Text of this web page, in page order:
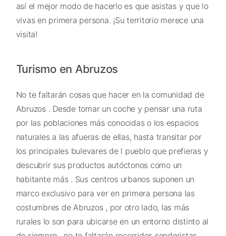
así el mejor modo de hacerlo es que asistas y que lo
vivas en primera persona. ¡Su territorio merece una
visita!
Turismo en Abruzos
No te faltarán cosas que hacer en la comunidad de
Abruzos . Desde tomar un coche y pensar una ruta
por las poblaciones más conocidas o los espacios
naturales a las afueras de ellas, hasta transitar por
los principales bulevares de l pueblo que prefieras y
descubrir sus productos autóctonos como un
habitante más . Sus centros urbanos suponen un
marco exclusivo para ver en primera persona las
costumbres de Abruzos , por otro lado, las más
rurales lo son para ubicarse en un entorno distinto al